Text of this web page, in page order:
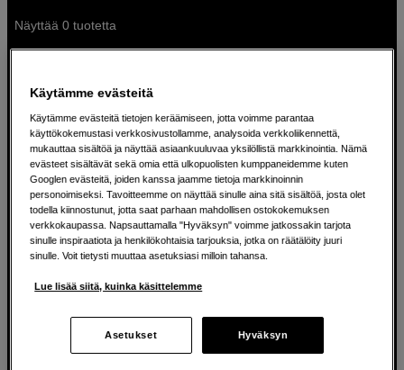
Näyttää 0 tuotetta
Ratkaisuja luoville ihmisille jo vuodesta
1982
Olemme Scandinavian Photolla jo yli 40 vuoden ajan
auttaneet luovia ihmisiä toteuttamaan visioitaan.
Tarjoamme inspiraatiota, asiantuntemusta ja tuotteita
muun muassa valokuvauksen, äänen, videokuvauksen ja
musiikin ja taiteen harrastajia. Oikeilla työkaluilla ideat
muuttuvat todellisuudeksi. Autamme sinua valitsemaan
Käytämme evästeitä
Käytämme evästeitä tietojen keräämiseen, jotta voimme parantaa
käyttökokemustasi verkkosivustollamme, analysoida verkkoliikennettä,
mukauttaa sisältöä ja näyttää asiaankuuluvaa yksilöllistä markkinointia. Nämä
evästeet sisältävät sekä omia että ulkopuolisten kumppaneidemme kuten
Googlen evästeitä, joiden kanssa jaamme tietoja markkinoinnin
personoimiseksi. Tavoitteemme on näyttää sinulle aina sitä sisältöä, josta olet
todella kiinnostunut, jotta saat parhaan mahdollisen ostokokemuksen
verkkokaupassa. Napsauttamalla "Hyväksyn" voimme jatkossakin tarjota
sinulle inspiraatiota ja henkilökohtaisia tarjouksia, jotka on räätälöity juuri
sinulle. Voit tietysti muuttaa asetuksiasi milloin tahansa.
Lue lisää siitä, kuinka käsittelemme
Asetukset Hyväksyn